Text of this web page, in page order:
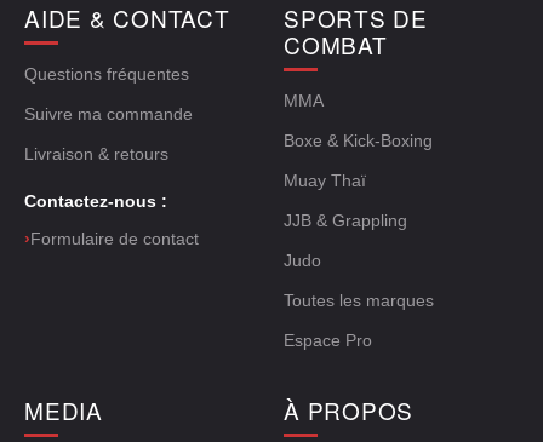
AIDE & CONTACT
Questions fréquentes
Suivre ma commande
Livraison & retours
Contactez-nous :
›Formulaire de contact
SPORTS DE
COMBAT
MMA
Boxe & Kick-Boxing
Muay Thaï
JJB & Grappling
Judo
Toutes les marques
Espace Pro
MEDIA À PROPOS